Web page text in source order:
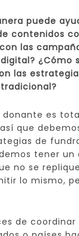
puede
contenidos
las
¿Cómo
las
donante es
que
de
tener un
no se
lo mismo,
de